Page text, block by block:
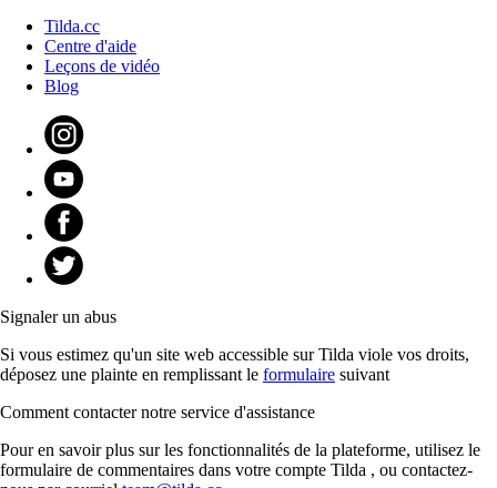
Tilda.cc
Centre d'aide
Leçons de vidéo
Blog
Signaler un abus
Si vous estimez qu'un site web accessible sur Tilda viole vos droits,
déposez une plainte en remplissant le formulaire suivant
Comment contacter notre service d'assistance
Pour en savoir plus sur les fonctionnalités de la plateforme, utilisez le
formulaire de commentaires dans votre compte Tilda , ou contactez-